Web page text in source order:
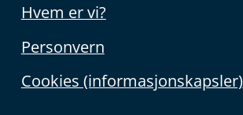
Hvem er vi?
Personvern
Cookies (informasjonskapsler)